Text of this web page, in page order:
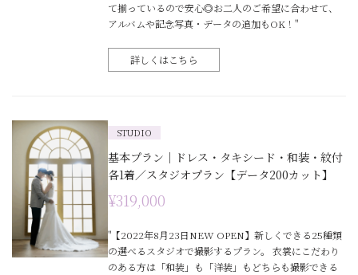
て揃っているので安心◎お二人のご希望に合わせて、
アルバムや記念写真・データの追加もOK！"
詳しくはこちら
STUDIO
基本プラン｜ドレス・タキシード・和装・紋付
各1着／スタジオプラン【データ200カット】
¥319,000
"【2022年8月23日NEW OPEN】新しくできる25種類
の選べるスタジオで撮影するプラン。 衣裳にこだわり
のある方は「和装」も「洋装」もどちらも撮影できる